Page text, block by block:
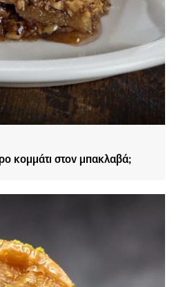
κομμάτι στον μπακλαβά;